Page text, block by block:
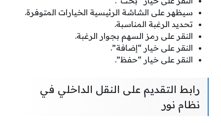
سيظهر على الشاشة الرئيسية الخيارات المتوفرة.
تحديد الرغبة المناسبة.
النقر على رمز السهم بجوار الرغبة.
النقر على خيار “إضافة”.
النقر على خيار “حفظ”.
رابط التقديم على النقل الداخلي في
نظام نور